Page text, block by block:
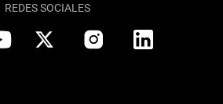
REDES SOCIALES